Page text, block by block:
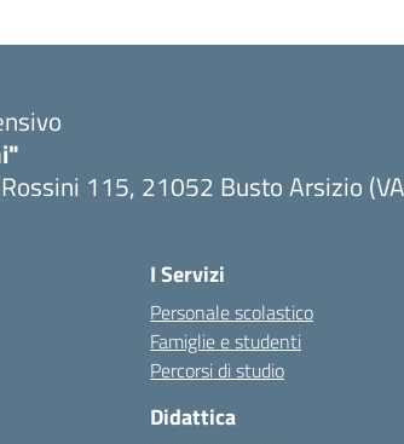
115, 21052 Busto Arsizio
I Servizi
Personale scolastico
Famiglie e studenti
Percorsi di studio
Didattica